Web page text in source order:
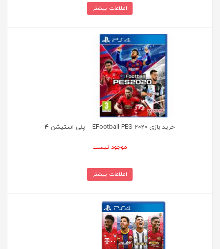
اطلاعات بیشتر
خرید بازی EFootball PES 2020 – پلی استیشن ۴
موجود نیست
اطلاعات بیشتر